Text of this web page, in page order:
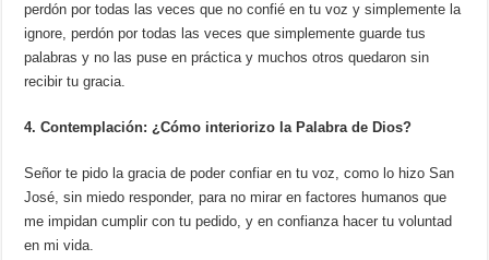
perdón por todas las veces que no confié en tu voz y simplemente la
ignore, perdón por todas las veces que simplemente guarde tus
palabras y no las puse en práctica y muchos otros quedaron sin
recibir tu gracia.
4. Contemplación: ¿Cómo interiorizo la Palabra de Dios?
Señor te pido la gracia de poder confiar en tu voz, como lo hizo San
José, sin miedo responder, para no mirar en factores humanos que
me impidan cumplir con tu pedido, y en confianza hacer tu voluntad
en mi vida.